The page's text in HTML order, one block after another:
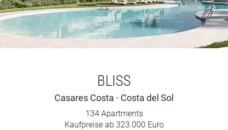
BLISS
Casares Costa · Costa del Sol
134 Apartments
Kaufpreise ab 323.000 Euro